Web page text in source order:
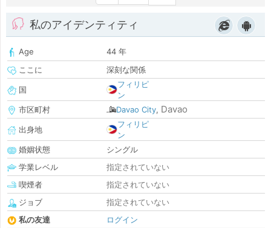
私のアイデンティティ
Age
44 年
ここに
深刻な関係
国
フィリピ
ン
市区町村
Davao City, Davao
出身地
フィリピ
ン
婚姻状態
シングル
学業レベル
指定されていない
喫煙者
指定されていない
ジョブ
指定されていない
私の友達
ログイン